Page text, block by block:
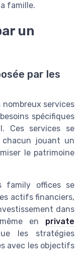
famille.
un
par les
services
spécifiques
Ces services se
chacun jouant un
le patrimoine
family offices se
actifs financiers,
dans
en private
les stratégies
avec les objectifs